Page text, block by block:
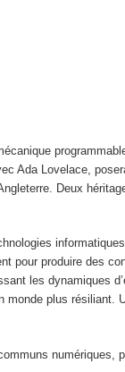
Ada Lovelace,
Deux
pour produire des
les dynamiques
monde plus résiliant.
numériques,